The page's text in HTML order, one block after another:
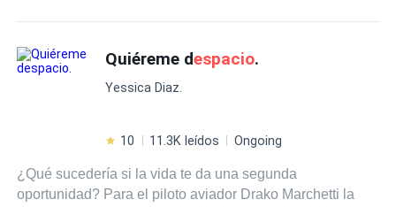
¡También resucitaste! ¡No te dejaré en paz!
Hipócrita Quiéreme despacio.
Yessica Diaz.
10 11.3K leídos Ongoing
¿Qué sucedería si la vida te da una segunda
oportunidad? Para el piloto aviador Drako Marchetti la